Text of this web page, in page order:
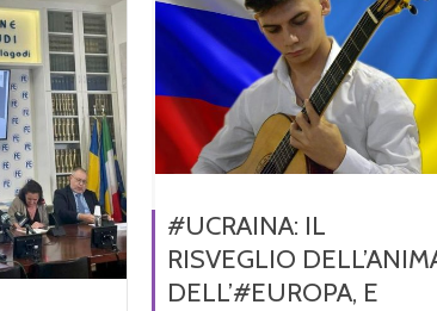
#UCRAINA: IL
RISVEGLIO
DELL’#EUROPA, E